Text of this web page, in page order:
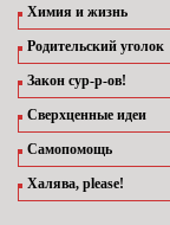
Химия и жизнь
Родительский уголок
Закон сур-р-ов!
Сверхценные идеи
Самопомощь
Халява, please!